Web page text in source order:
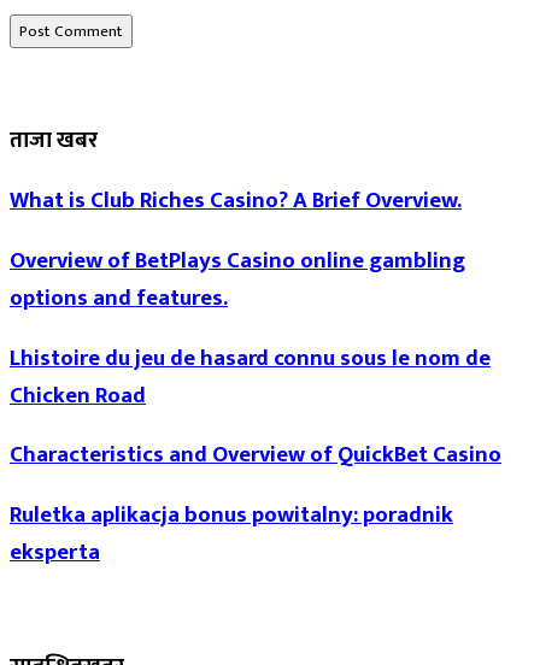
ताजा खबर
What is Club Riches Casino? A Brief Overview.
Overview of BetPlays Casino online gambling
options and features.
Lhistoire du jeu de hasard connu sous le nom de
Chicken Road
Characteristics and Overview of QuickBet Casino
Ruletka aplikacja bonus powitalny: poradnik
eksperta